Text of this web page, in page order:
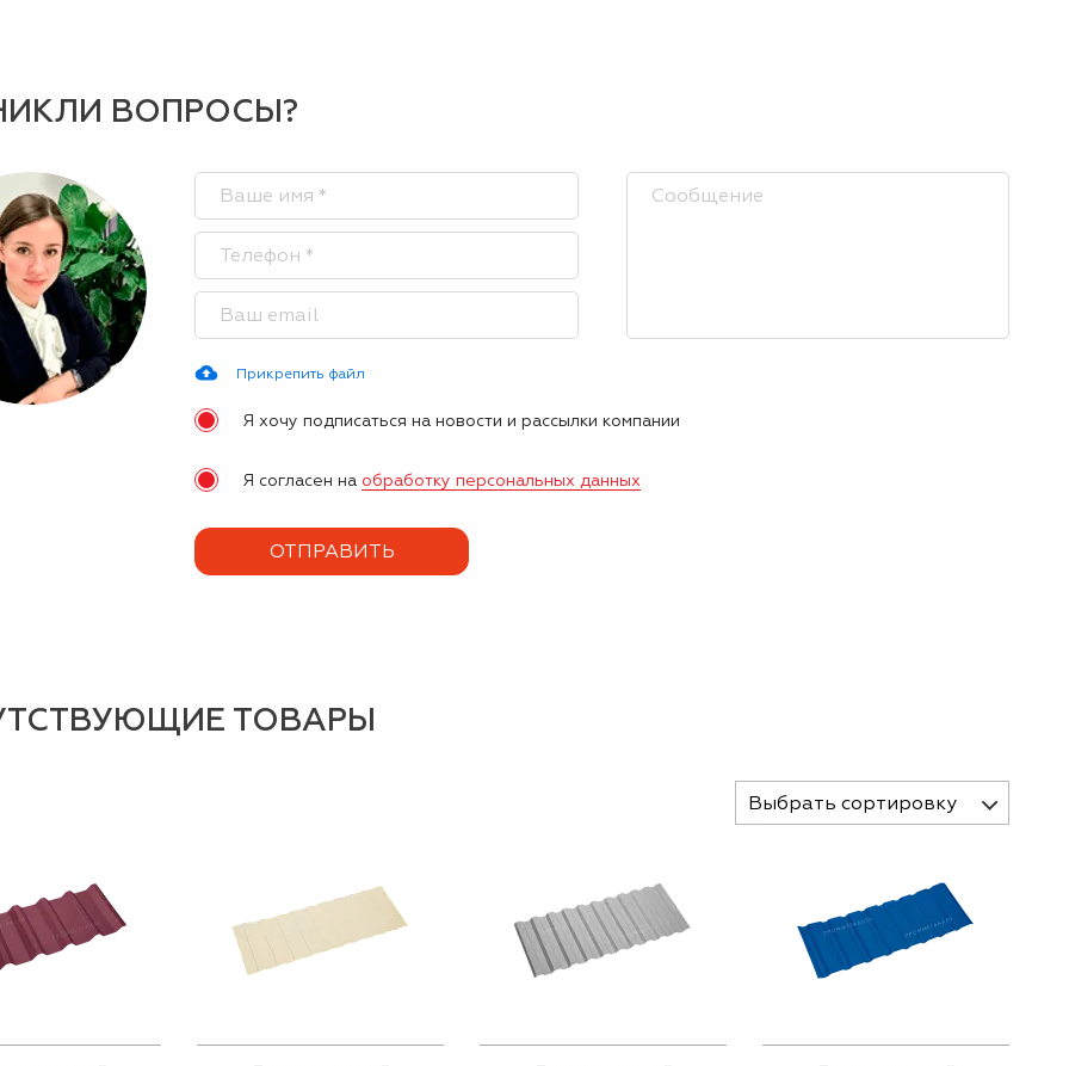
ВОПРОСЫ?
Прикрепить файл
Я хочу подписаться на новости и рассылки компании
Я согласен на обработку персональных данных
ТОВАРЫ
Выбрать сортировку